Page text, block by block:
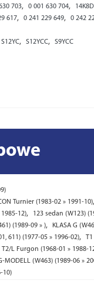
703, 0 001 630 704,
617, 0 241 229 649, 0 242
S12YC, S12YCC, S9YCC
Turnier (1983-02 » 1991-10),
12), 123 sedan (W123)
(1989-09 » ), KLASA G
611) (1977-05 » 1996-02),
T2/L Furgon (1968-01 » 1988-
MODELL (W463) (1989-06 »
10)